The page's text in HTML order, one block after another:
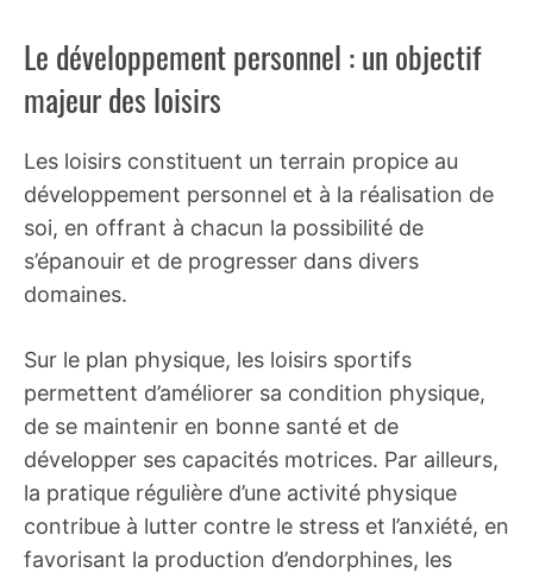
Le développement personnel : un objectif
majeur des loisirs
Les loisirs constituent un terrain propice au
développement personnel et à la réalisation de
soi, en offrant à chacun la possibilité de
s’épanouir et de progresser dans divers
domaines.
Sur le plan physique, les loisirs sportifs
permettent d’améliorer sa condition physique,
de se maintenir en bonne santé et de
développer ses capacités motrices. Par ailleurs,
la pratique régulière d’une activité physique
contribue à lutter contre le stress et l’anxiété, en
favorisant la production d’endorphines, les